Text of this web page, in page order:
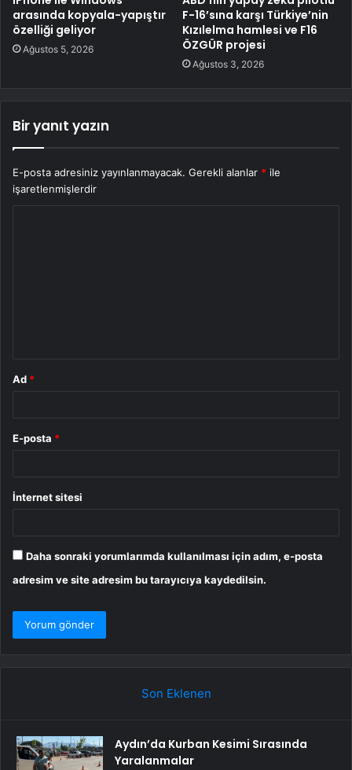
arasında kopyala-yapıştır
özelliği geliyor
Ağustos 5, 2026
F-16’sına karşı Türkiye’nin
Kızılelma hamlesi ve F16
ÖZGÜR projesi
Ağustos 3, 2026
Bir yanıt yazın
E-posta adresiniz yayınlanmayacak. Gerekli alanlar * ile
işaretlenmişlerdir
Ad *
E-posta *
İnternet sitesi
Daha sonraki yorumlarımda kullanılması için adım, e-posta
adresim ve site adresim bu tarayıcıya kaydedilsin.
Son Eklenen
Aydın’da Kurban Kesimi Sırasında
Yaralanmalar